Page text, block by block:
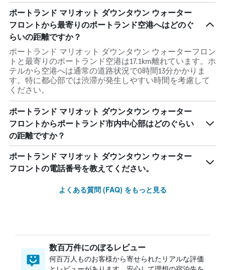
ポートランド マリオット ダウンタウン ウォーター
フロントから最寄りのポートランド空港へはどのぐ
らいの距離ですか？
ポートランド マリオット ダウンタウン ウォーターフロン
トと最寄りのポートランド空港は17.1km離れています。ホ
テルから空港へは通常の道路状況で0時間13分かかりま
す。特に都心部では渋滞が発生しやすい時間を考慮して
ください。
ポートランド マリオット ダウンタウン ウォーター
フロントからポートランド市内中心部はどのぐらい
の距離ですか？
ポートランド マリオット ダウンタウン ウォーター
フロントの電話番号を教えてください。
よくある質問 (FAQ) をもっと見る
数百万件にのぼるレビュー
何百万人ものお客様から寄せられたリアルな評価